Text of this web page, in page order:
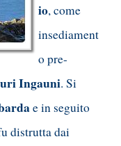
io, come
insediament
o pre-
Ingauni. Si
e in seguito
distrutta dai